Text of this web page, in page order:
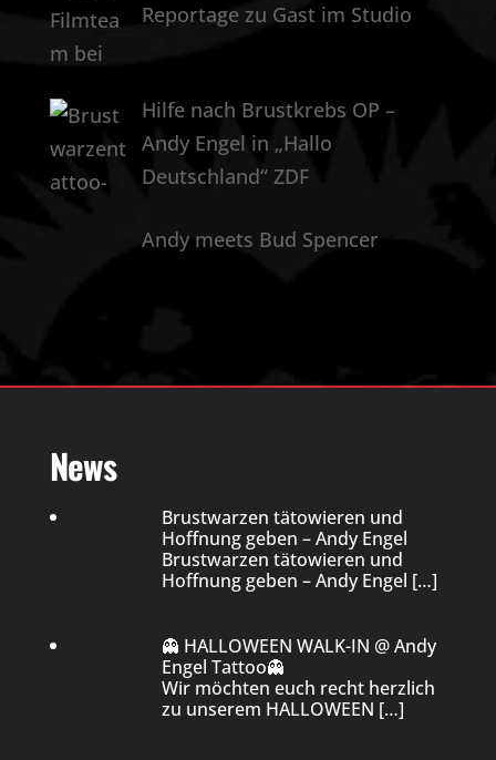
Reportage zu Gast im Studio
Hilfe nach Brustkrebs OP –
Andy Engel in „Hallo
Deutschland“ ZDF
Andy meets Bud Spencer
News
Brustwarzen tätowieren und
Hoffnung geben – Andy Engel
Brustwarzen tätowieren und
Hoffnung geben – Andy Engel […]
👻 HALLOWEEN WALK-IN @ Andy
Engel Tattoo👻
Wir möchten euch recht herzlich
zu unserem HALLOWEEN […]